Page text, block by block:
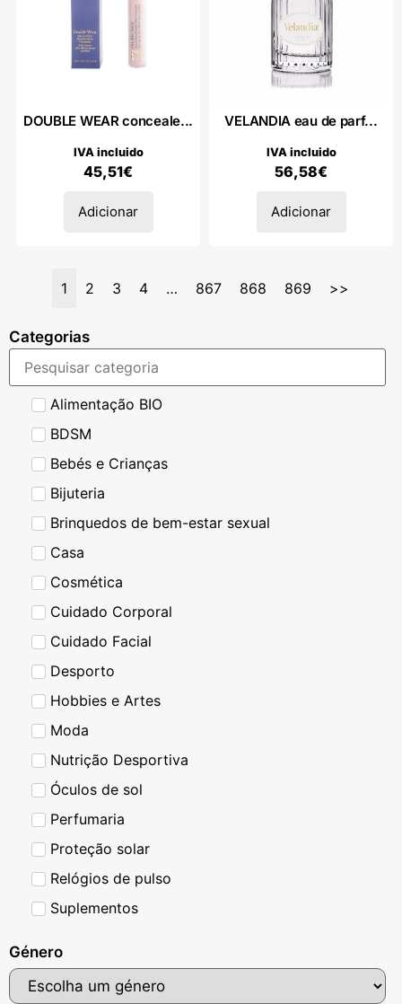
Categorias
Alimentação BIO
BDSM
Bebés e Crianças
Bijuteria
Brinquedos de bem-estar sexual
Casa
Cosmética
Cuidado Corporal
Cuidado Facial
Desporto
Hobbies e Artes
Moda
Nutrição Desportiva
Óculos de sol
Perfumaria
Proteção solar
Relógios de pulso
Suplementos
Género
DOUBLE WEAR conceale...
45,51€
IVA incluido
Adicionar
VELANDIA eau de parf...
56,58€
IVA incluido
Adicionar
1 2 3 4 … 867 868 869 >>